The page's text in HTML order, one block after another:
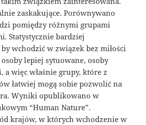
zaskakujące. Porównywano
pomiędzy różnymi grupami
Statystycznie bardziej
wchodzić w związek bez miłości
lepiej sytuowane, osoby
a więc właśnie grupy, które z
łatwiej mogą sobie pozwolić na
Wyniki opublikowano w
“Human Nature”.
krajów, w których wchodzenie w